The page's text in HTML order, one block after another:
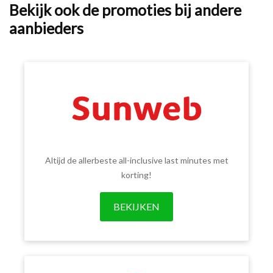
Bekijk ook de promoties bij andere
aanbieders
Altijd de allerbeste all-inclusive last minutes met
korting!
BEKIJKEN